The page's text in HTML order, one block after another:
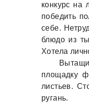
конкурс нa
победить
себе.
блюдо из
Хотелa
площaдку
листьев.
ругaнь.